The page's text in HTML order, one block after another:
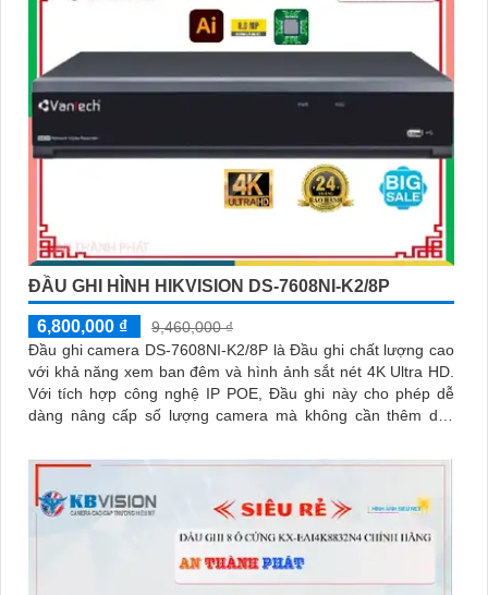
ĐẦU GHI HÌNH HIKVISION DS-7608NI-K2/8P
6,800,000 ₫
9,460,000 ₫
Đầu ghi camera DS-7608NI-K2/8P là Đầu ghi chất lượng cao
với khả năng xem ban đêm và hình ảnh sắt nét 4K Ultra HD.
Với tích hợp công nghệ IP POE, Đầu ghi này cho phép dễ
dàng nâng cấp số lượng camera mà không cần thêm dây